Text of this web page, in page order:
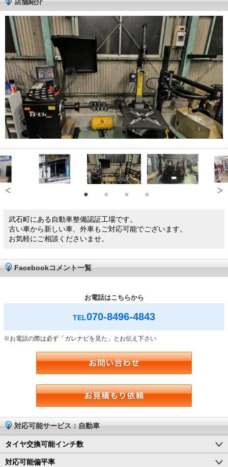
武石町にある自動車整備認証工場です。
古い車から新しい車、外車もご対応可能でございます。
お気軽にご相談くださいませ。
Facebookコメント一覧
お電話はこちらから
TEL070-8496-4843
※お電話の際は必ず「ガレナビを見た」とお伝え下さい
対応可能サービス：自動車
タイヤ交換可能インチ数
対応可能偏平率